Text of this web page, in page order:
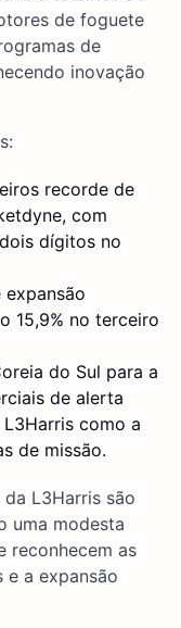
de foguete
de
inovação
recorde de
com
dígitos no
15,9% no terceiro
do Sul para a
de alerta
como a
de missão.
L3Harris são
uma modesta
reconhecem as
e a expansão